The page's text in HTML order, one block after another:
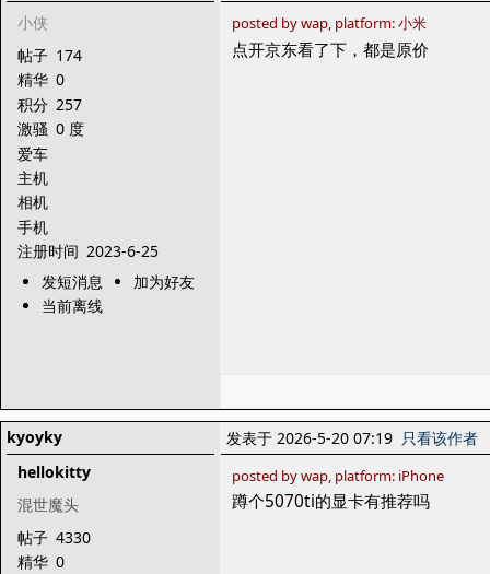
小侠
帖子 174
精华 0
积分 257
激骚 0 度
爱车
主机
相机
手机
注册时间 2023-6-25
发短消息
加为好友
当前离线
posted by wap, platform: 小米
点开京东看了下，都是原价
kyoyky
hellokitty
混世魔头
帖子 4330
精华 0
发表于 2026-5-20 07:19 只看该作者
posted by wap, platform: iPhone
蹲个5070ti的显卡有推荐吗